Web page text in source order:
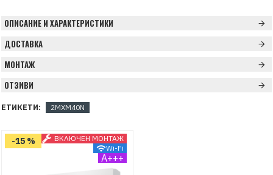
ОПИСАНИЕ И ХАРАКТЕРИСТИКИ
ДОСТАВКА
МОНТАЖ
ОТЗИВИ
ЕТИКЕТИ: 2MXM40N
ВКЛЮЧЕН МОНТАЖ
A+++
Wi-Fi
-15 %